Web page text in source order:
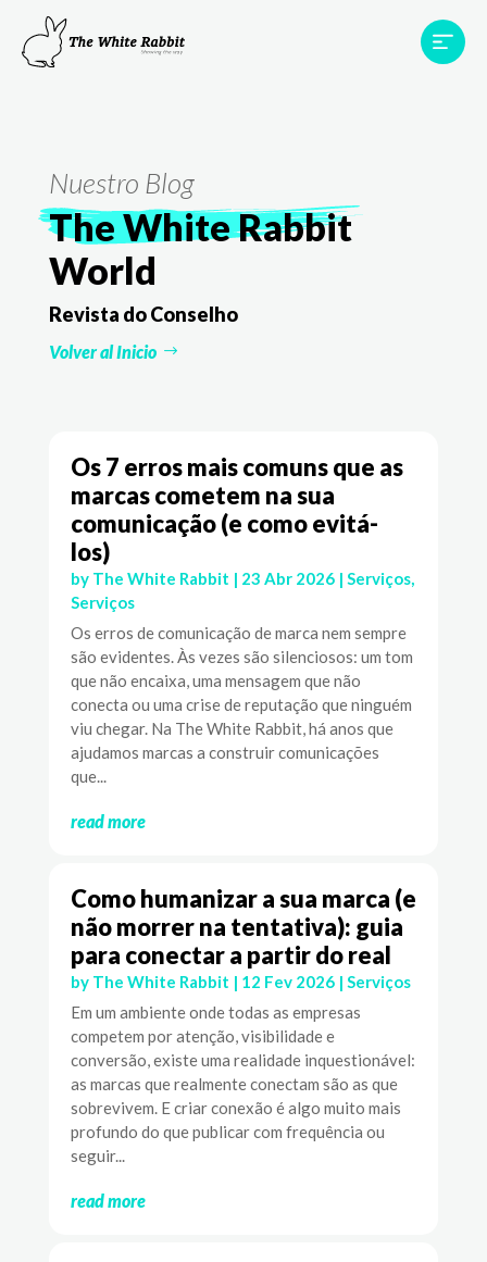
Projetos
Nuestro Blog
The White Rabbit
World
Revista do Conselho
Volver al Inicio
Os 7 erros mais comuns que as
marcas cometem na sua
comunicação (e como evitá-
los)
by The White Rabbit | 23 Abr 2026| Serviços,
Serviços
Os erros de comunicação de marca nem sempre
são evidentes. Às vezes são silenciosos: um tom
que não encaixa, uma mensagem que não
conecta ou uma crise de reputação que ninguém
viu chegar. Na The White Rabbit, há anos que
ajudamos marcas a construir comunicações
que...
read more
Como humanizar a sua marca (e
não morrer na tentativa): guia
para conectar a partir do real
by The White Rabbit | 12 Fev 2026| Serviços
Em um ambiente onde todas as empresas
competem por atenção, visibilidade e
conversão, existe uma realidade inquestionável:
as marcas que realmente conectam são as que
sobrevivem. E criar conexão é algo muito mais
profundo do que publicar com frequência ou
seguir...
read more